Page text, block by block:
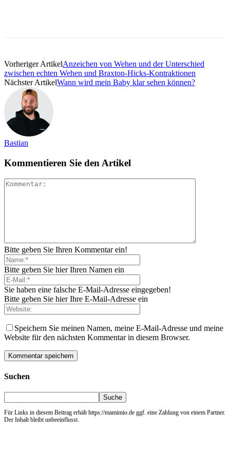
Vorheriger ArtikelAnzeichen von Wehen und der Unterschied
zwischen echten Wehen und Braxton-Hicks-Kontraktionen
Nächster ArtikelWann wird mein Baby klar sehen können?
Bastian
Kommentieren Sie den Artikel
Bitte geben Sie Ihren Kommentar ein!
Bitte geben Sie hier Ihren Namen ein
Sie haben eine falsche E-Mail-Adresse eingegeben!
Bitte geben Sie hier Ihre E-Mail-Adresse ein
Speichern Sie meinen Namen, meine E-Mail-Adresse und meine
Website für den nächsten Kommentar in diesem Browser.
Suchen
Für Links in diesem Beitrag erhält https://mamimio.de ggf. eine Zahlung von einem Partner.
Der Inhalt bleibt unbeeinflusst.